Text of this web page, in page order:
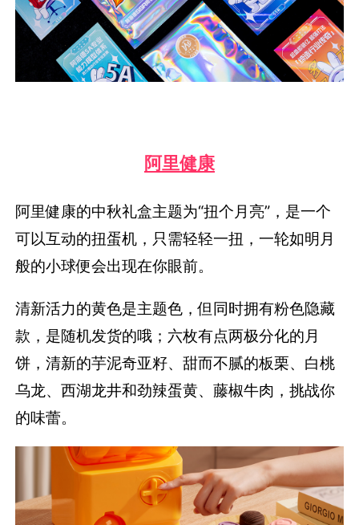
阿里健康
阿里健康的中秋礼盒主题为“扭个月亮”，是一个
可以互动的扭蛋机，只需轻轻一扭，一轮如明月
般的小球便会出现在你眼前。
清新活力的黄色是主题色，但同时拥有粉色隐藏
款，是随机发货的哦；六枚有点两极分化的月
饼，清新的芋泥奇亚籽、甜而不腻的板栗、白桃
乌龙、西湖龙井和劲辣蛋黄、藤椒牛肉，挑战你
的味蕾。